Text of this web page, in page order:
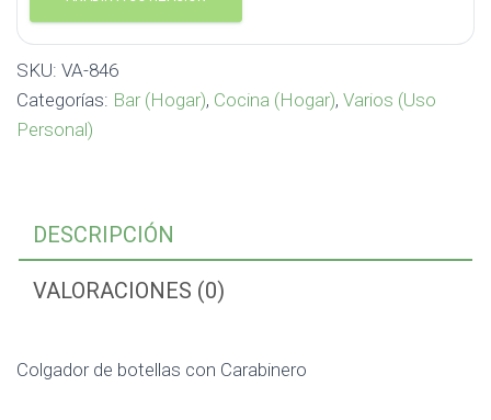
SKU: VA-846
Categorías: Bar (Hogar), Cocina (Hogar), Varios (Uso
Personal)
DESCRIPCIÓN
VALORACIONES (0)
Colgador de botellas con Carabinero